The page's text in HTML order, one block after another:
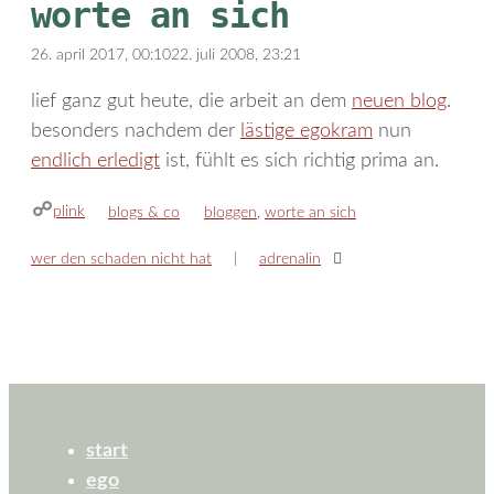
worte an sich
26. april 2017, 00:1022. juli 2008, 23:21
lief ganz gut heute, die arbeit an dem neuen blog.
besonders nachdem der lästige egokram nun
endlich erledigt ist, fühlt es sich richtig prima an.
plink kategorien
blogs & co schlagwörter
bloggen worte an sich
wer den schaden nicht hat adrenalin
start
ego